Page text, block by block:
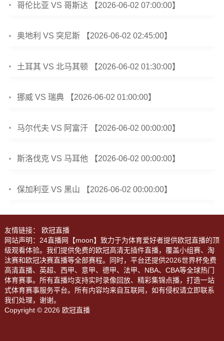
哥伦比亚 VS 哥斯达 【2026-06-02 07:00:00】
奥地利 VS 突尼斯 【2026-06-02 02:45:00】
土耳其 VS 北马其顿 【2026-06-02 01:30:00】
挪威 VS 瑞典 【2026-06-02 01:00:00】
马尔代夫 VS 阿富汗 【2026-06-02 00:00:00】
斯洛伐克 VS 马耳他 【2026-06-02 00:00:00】
保加利亚 VS 黑山 【2026-06-02 00:00:00】
友情链接：
欧冠直播
网站声明：24直播网【moon】致力于为体育爱好者提供欧冠直播的顶
级观看体验。我们提供免费的欧冠高清无插件直播，覆盖小组赛、淘
汰赛和欧冠决赛直播等全部赛程。同时，平台还提供2026世界杯免费
高清直播、英超、西甲、意甲、德甲、法甲、NBA、CBA等全球热门
体育赛事。所有直播均支持实时录像回放、精彩集锦点播，打造一站
式体育赛事服务平台。所有内容均来自互联网，如有侵权请立即联系
我们处理，谢谢。
Copyright © 2026 欧冠直播